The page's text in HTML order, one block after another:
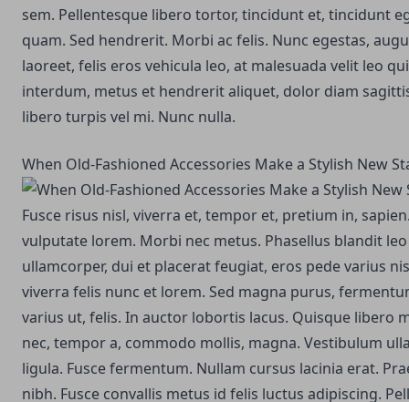
sem. Pellentesque libero tortor, tincidunt et, tincidunt
quam. Sed hendrerit. Morbi ac felis. Nunc egestas,
laoreet, felis eros vehicula leo, at malesuada velit leo
interdum, metus et hendrerit aliquet, dolor diam
libero turpis vel mi. Nunc nulla.
When Old-Fashioned Accessories Make a Stylish New
Fusce risus nisl, viverra et, tempor et, pretium in,
vulputate lorem. Morbi nec metus. Phasellus blandit
ullamcorper, dui et placerat feugiat, eros pede varius
viverra felis nunc et lorem. Sed magna purus,
varius ut, felis. In auctor lobortis lacus. Quisque libero
nec, tempor a, commodo mollis, magna. Vestibulum
ligula. Fusce fermentum. Nullam cursus lacinia erat.
nibh. Fusce convallis metus id felis luctus adipiscing.